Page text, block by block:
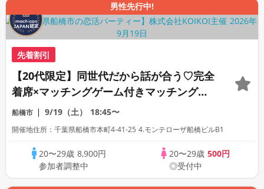
男性先行中!
先着割引
【20代限定】同世代だから話が合う♡完全
着席×マッチングゲーム付きマッチングコ
ン
船橋市 9/19（土） 18:45〜
開催地住所：千葉県船橋市本町4-41-25 4.モンテローザ船橋ビルB1
20〜29歳 8,900円
参加者調整中
20〜29歳 500円
◎受付中